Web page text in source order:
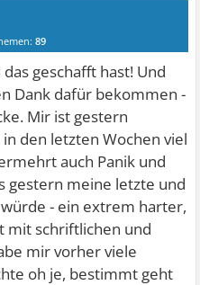
89
geschafft hast! Und
Dank dafür bekommen -
Mir ist gestern
den letzten Wochen viel
auch Panik und
gestern meine letzte und
- ein extrem harter,
mit schriftlichen und
mir vorher viele
oh je, bestimmt geht